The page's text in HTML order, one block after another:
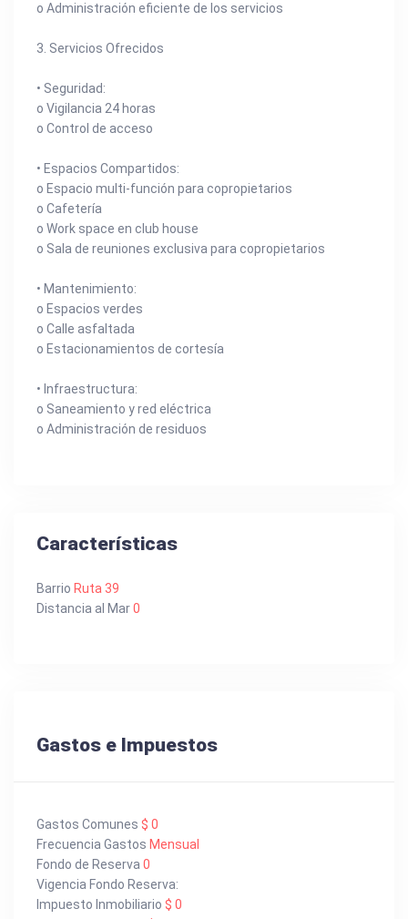
o Administración eficiente de los servicios
3. Servicios Ofrecidos
• Seguridad:
o Vigilancia 24 horas
o Control de acceso
• Espacios Compartidos:
o Espacio multi-función para copropietarios
o Cafetería
o Work space en club house
o Sala de reuniones exclusiva para copropietarios
• Mantenimiento:
o Espacios verdes
o Calle asfaltada
o Estacionamientos de cortesía
• Infraestructura:
o Saneamiento y red eléctrica
o Administración de residuos
Características
Barrio Ruta 39
Distancia al Mar0
Gastos e Impuestos
Gastos Comunes $ 0
Frecuencia Gastos Mensual
Fondo de Reserva 0
Vigencia Fondo Reserva:
Impuesto Inmobiliario $ 0